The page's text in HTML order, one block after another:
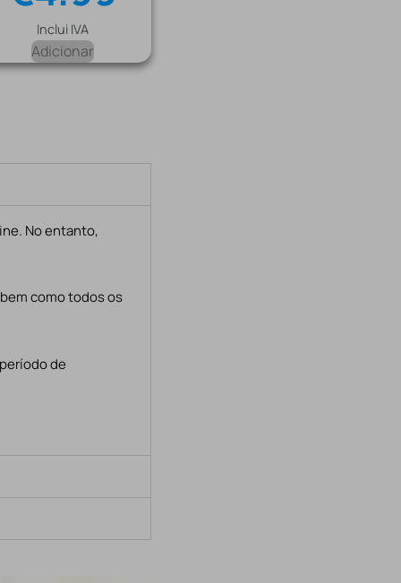
Inclui IVA
Adicionar
No entanto,
como todos os
de